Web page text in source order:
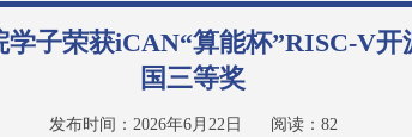
学子荣获iCAN“算能杯”RISC-V开
国三等奖
发布时间：2026年6月22日 阅读： 82